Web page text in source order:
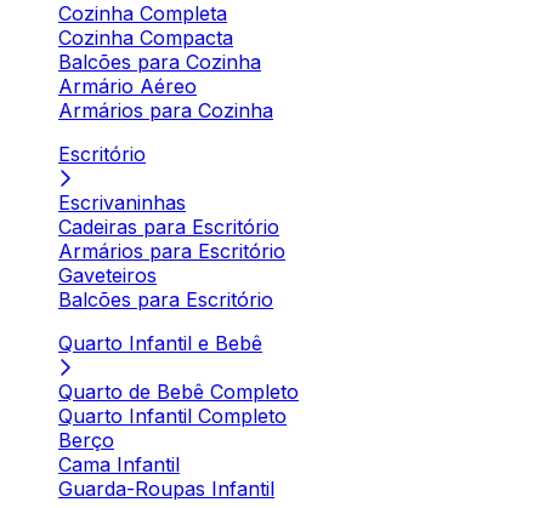
Cozinha Completa
Cozinha Compacta
Balcões para Cozinha
Armário Aéreo
Armários para Cozinha
Escritório
Escrivaninhas
Cadeiras para Escritório
Armários para Escritório
Gaveteiros
Balcões para Escritório
Quarto Infantil e Bebê
Quarto de Bebê Completo
Quarto Infantil Completo
Berço
Cama Infantil
Guarda-Roupas Infantil